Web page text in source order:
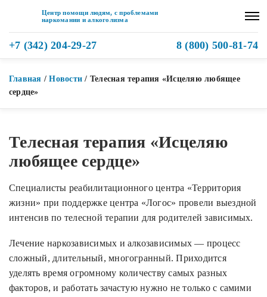
Центр помощи людям, с проблемами
наркомании и алкоголизма
+7 (342) 204-29-27 8 (800) 500-81-74
Главная /Новости / Телесная терапия «Исцеляю любящее
сердце»
Телесная терапия «Исцеляю
любящее сердце»
Специалисты реабилитационного центра «Территория
жизни» при поддержке центра «Логос» провели выездной
интенсив по телесной терапии для родителей зависимых.
Лечение наркозависимых и алкозависимых — процесс
сложный, длительный, многогранный. Приходится
уделять время огромному количеству самых разных
факторов, и работать зачастую нужно не только с самими